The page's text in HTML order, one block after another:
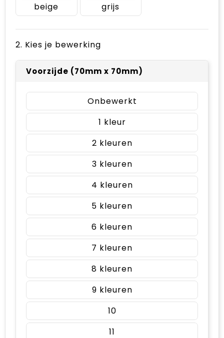
beige grijs
2. Kies je bewerking
Voorzijde (70mm x 70mm)
Onbewerkt
1
2
3
4
5
6
7
8
9
10
11